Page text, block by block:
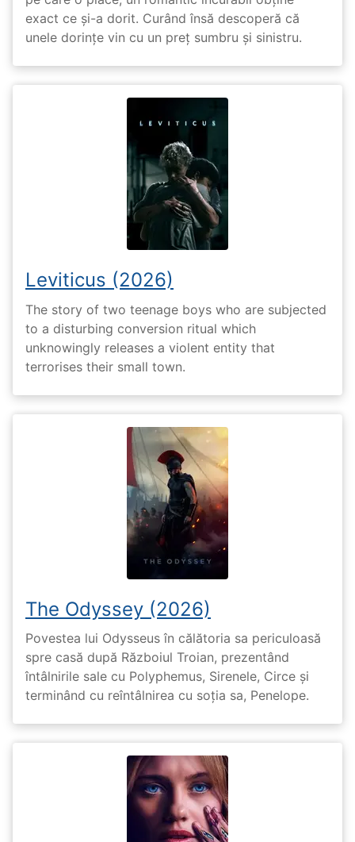
exact ce și-a dorit. Curând însă descoperă că
unele dorințe vin cu un preț sumbru și sinistru.
Leviticus (2026)
The story of two teenage boys who are subjected
to a disturbing conversion ritual which
unknowingly releases a violent entity that
terrorises their small town.
The Odyssey (2026)
Povestea lui Odysseus în călătoria sa periculoasă
spre casă după Războiul Troian, prezentând
întâlnirile sale cu Polyphemus, Sirenele, Circe și
terminând cu reîntâlnirea cu soția sa, Penelope.